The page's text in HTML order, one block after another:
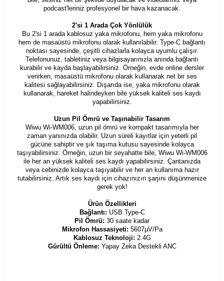
podcast'leriniz profesyonel bir hava kazanacak.
2'si 1 Arada Çok Yönlülük
Bu 2'si 1 arada kablosuz yaka mikrofonu, hem yaka mikrofonu
hem de masaüstü mikrofonu olarak kullanılabilir. Type-C bağlantı
noktası sayesinde, çeşitli cihazlarla kolayca uyumlu çalışır.
Telefonunuz, tabletiniz veya bilgisayarınızla anında bağlantı
kurabilir ve kayda başlayabilirsiniz. Örneğin, evde online dersler
verirken, masaüstü mikrofonu olarak kullanarak net bir ses
kalitesi sağlayabilirsiniz. Dışarıda ise, yaka mikrofonu olarak
kullanarak, hareket halindeyken bile yüksek kaliteli ses kaydı
yapabilirsiniz.
Uzun Pil Ömrü ve Taşınabilir Tasarım
Wiwu Wi-WM006, uzun pil ömrü ve kompakt tasarımıyla her
zaman yanınızda olabilir. Uzun süreli kayıtlar için yeterli pil
gücüne sahiptir ve şık taşıma kutusu sayesinde kolayca
taşıyabilirsiniz. Örneğin, uzun bir seyahatte bile, Wiwu Wi-WM006
ile her an yüksek kaliteli ses kaydı yapabilirsiniz. Çantanızda
veya cebinizde kolayca taşıyabilir ve her an kullanıma hazır
tutabilirsiniz. Artık ses kaydı için cihazınızın şarjını düşünmenize
gerek yok!
Ürün Özellikleri
Bağlantı: USB Type-C
Pil Ömrü: 30 saate kadar
Mikrofon Hassasiyeti: 5607µV/Pa
Kablosuz Teknoloji: 2.4G
Gürültü Önleme: Yapay Zeka Destekli ANC